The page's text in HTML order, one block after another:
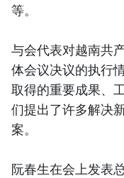
等。
与会代表对越南共
体会议决议的执行
取得的重要成果、
们提出了许多解决
案。
阮春生在会上发表